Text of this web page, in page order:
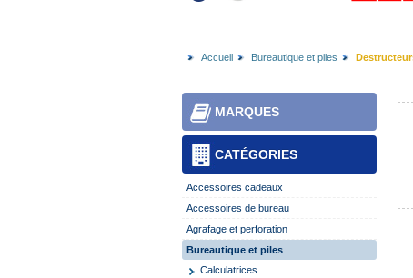
Accueil Bureautique et piles
CATÉGORIES
MARQUES
Accessoires cadeaux
Accessoires de bureau
Agrafage et perforation
Bureautique et piles
Calculatrices